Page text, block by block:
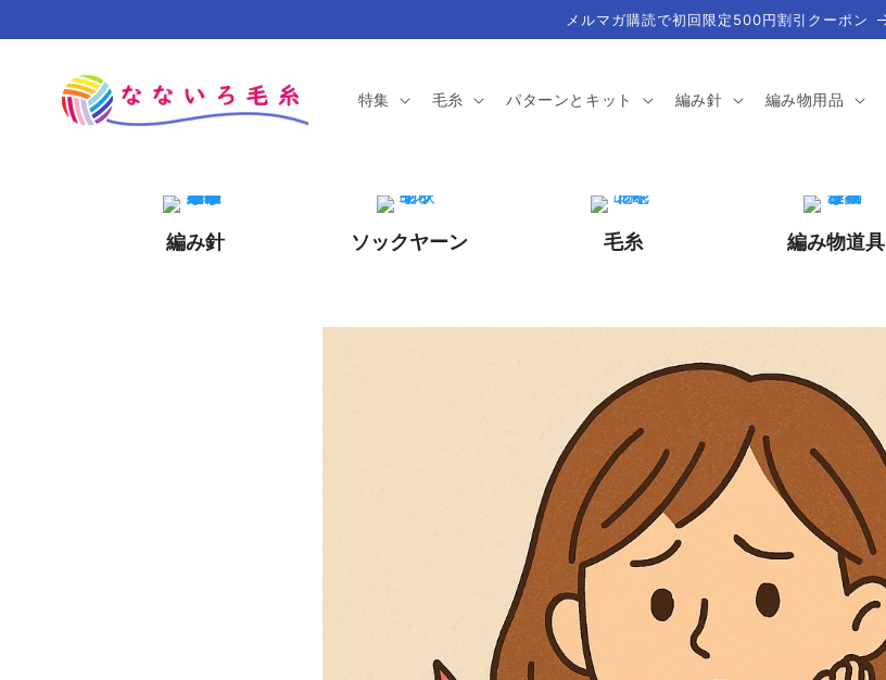
進む
メルマガ購読で初回限定500円割引クーポン
特集 毛糸 パターンとキット 編み針 編み物用品
編み針 ソックヤーン 毛糸 編み物道具